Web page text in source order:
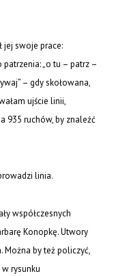
jej swoje prace:
„o tu – patrz –
– gdy skołowana,
ujście linii,
935 ruchów, by znaleźć
linia.
współczesnych
Konopkę. Utwory
Można by też policzyć,
rysunku